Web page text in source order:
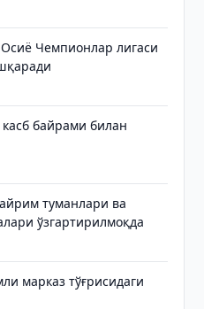
Чемпионлар лигаси
байрами билан
туманлари ва
ўзгартирилмоқда
марказ тўғрисидаги